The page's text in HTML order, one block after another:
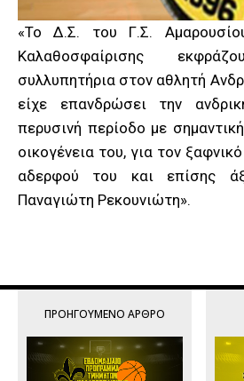
«Το Δ.Σ. του Γ.Σ.
Καλαθοσφαίρισης
συλλυπητήρια στον αθλητή
είχε επανδρώσει την
περυσινή περίοδο με
οικογένεια του, για τον
αδερφού του και επίσης
Παναγιώτη Ρεκουνιώτη».
ΠΡΟΗΓΟΎΜΕΝΟ ΆΡΘΡΟ